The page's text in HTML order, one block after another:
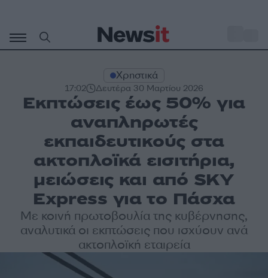
περιεχόμενο
Χρηστικά
17:02 Δευτέρα 30 Μαρτίου 2026
Εκπτώσεις έως 50% για
αναπληρωτές
εκπαιδευτικούς στα
ακτοπλοϊκά εισιτήρια,
μειώσεις και από SKY
Express για το Πάσχα
Με κοινή πρωτοβουλία της κυβέρνησης,
αναλυτικά οι εκπτώσεις που ισχύουν ανά
ακτοπλοϊκή εταιρεία